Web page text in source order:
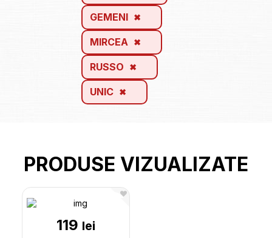
GEMENI
MIRCEA
RUSSO
UNIC
PRODUSE VIZUALIZATE
119 lei